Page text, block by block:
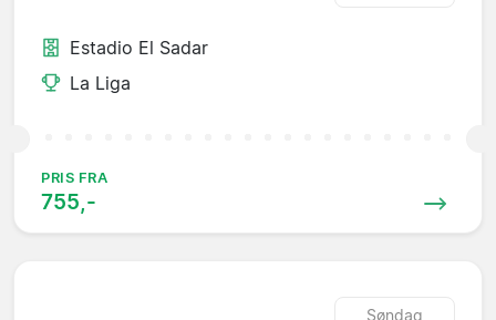
Estadio El Sadar
La Liga
PRIS FRA
755,-
Søndag